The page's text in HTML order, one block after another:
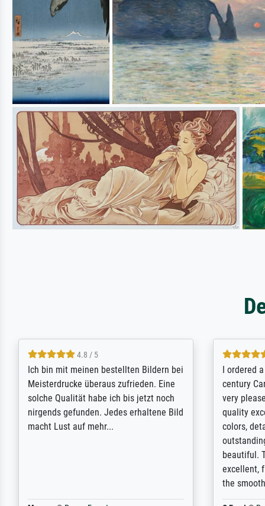
5 / 5
Rundum positive Erfahrung. Die
Ausführung des Auftrags hat eine Weile
gedauert, die angekündigte Lieferzeit
wurde aber letztlich sogar etwas
unterschritten. Die Qualität des Papiers
The team
meet its
expert
results for
client. The
repertoire
will
regards to
repertoire.